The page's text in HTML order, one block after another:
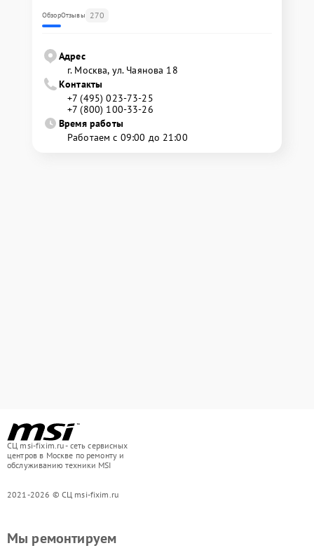
ОбзорОтзывы 270
Адрес
г. Москва, ул. Чаянова 18
Контакты
+7 (495) 023-73-25
+7 (800) 100-33-26
Время работы
Работаем с 09:00 до 21:00
СЦ msi-fixim.ru - сеть сервисных
центров в Москве по ремонту и
обслуживанию техники MSI
2021-2026 © СЦ msi-fixim.ru
Мы ремонтируем